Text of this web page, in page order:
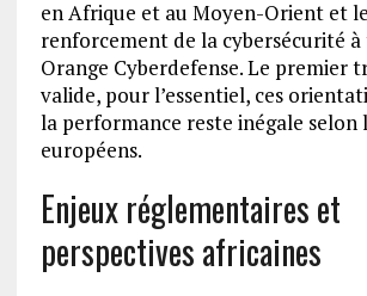
en Afrique et au Moyen-Orient et le
renforcement de la cybersécurité
Orange Cyberdefense. Le premier
valide, pour l’essentiel, ces
la performance reste inégale selon
européens.
Enjeux réglementaires et
perspectives africaines